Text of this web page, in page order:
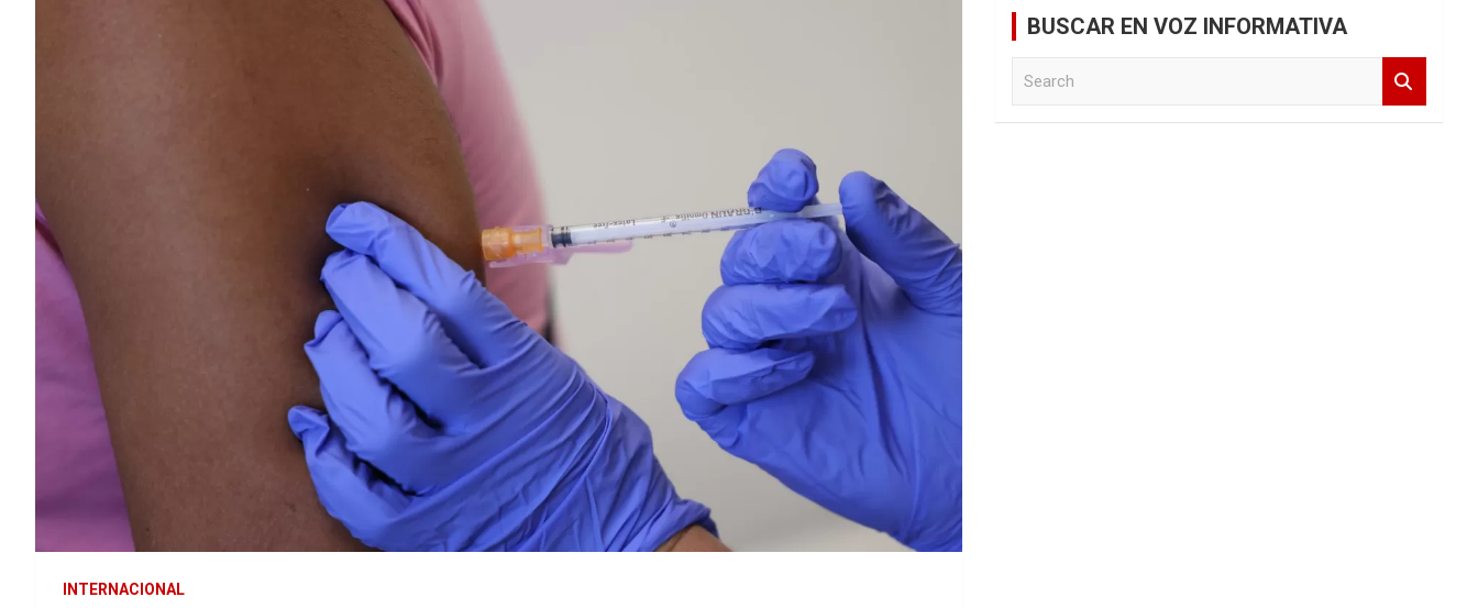
INTERNACIONAL
BUSCAR EN VOZ INFORMATIVA